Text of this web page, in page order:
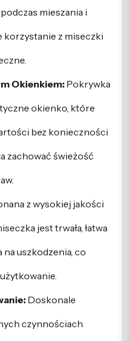
mieszania i
korzystanie z miseczki
Okienkiem: Pokrywka
okienko, które
bez konieczności
zachować świeżość
z wysokiej jakości
jest trwała, łatwa
uszkodzenia, co
Doskonale
czynnościach